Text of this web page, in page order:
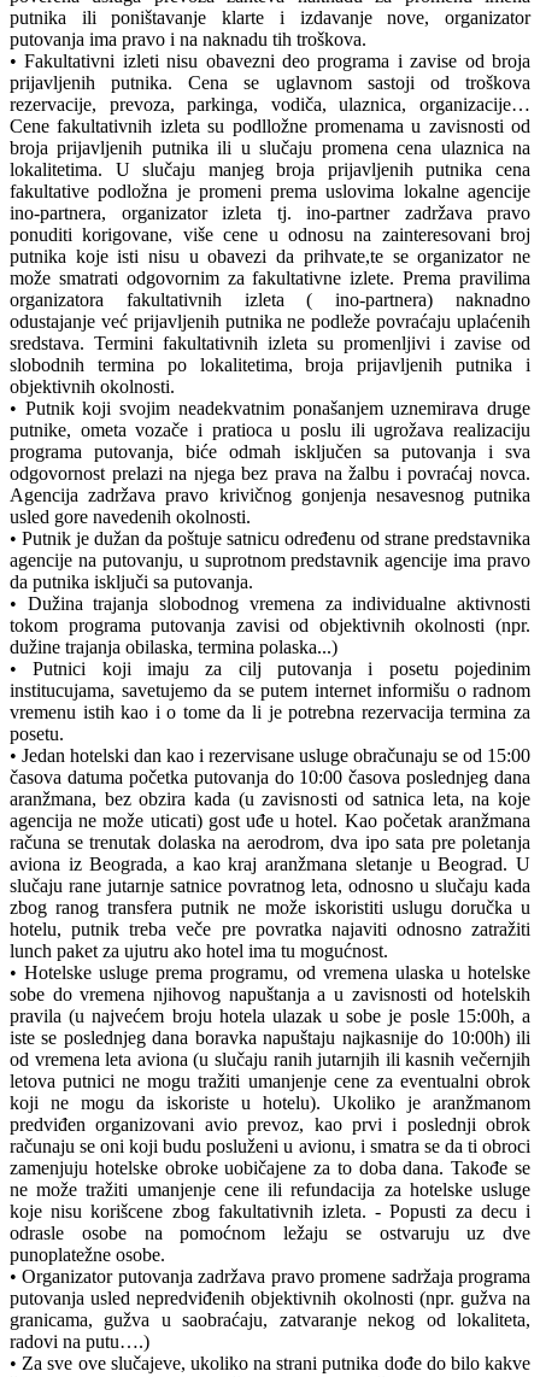
putnika ili poništavanje klarte i izdavanje nove, organizator
putovanja ima pravo i na naknadu tih troškova.
• Fakultativni izleti nisu obavezni deo programa i zavise od broja
prijavljenih putnika. Cena se uglavnom sastoji od troškova
rezervacije, prevoza, parkinga, vodiča, ulaznica, organizacije…
Cene fakultativnih izleta su podlložne promenama u zavisnosti od
broja prijavljenih putnika ili u slučaju promena cena ulaznica na
lokalitetima. U slučaju manjeg broja prijavljenih putnika cena
fakultative podložna je promeni prema uslovima lokalne agencije
ino-partnera, organizator izleta tj. ino-partner zadržava pravo
ponuditi korigovane, više cene u odnosu na zainteresovani broj
putnika koje isti nisu u obavezi da prihvate,te se organizator ne
može smatrati odgovornim za fakultativne izlete. Prema pravilima
organizatora fakultativnih izleta ( ino-partnera) naknadno
odustajanje već prijavljenih putnika ne podleže povraćaju uplaćenih
sredstava. Termini fakultativnih izleta su promenljivi i zavise od
slobodnih termina po lokalitetima, broja prijavljenih putnika i
objektivnih okolnosti.
• Putnik koji svojim neadekvatnim ponašanjem uznemirava druge
putnike, ometa vozače i pratioca u poslu ili ugrožava realizaciju
programa putovanja, biće odmah isključen sa putovanja i sva
odgovornost prelazi na njega bez prava na žalbu i povraćaj novca.
Agencija zadržava pravo krivičnog gonjenja nesavesnog putnika
usled gore navedenih okolnosti.
• Putnik je dužan da poštuje satnicu određenu od strane predstavnika
agencije na putovanju, u suprotnom predstavnik agencije ima pravo
da putnika isključi sa putovanja.
• Dužina trajanja slobodnog vremena za individualne aktivnosti
tokom programa putovanja zavisi od objektivnih okolnosti (npr.
dužine trajanja obilaska, termina polaska...)
• Putnici koji imaju za cilj putovanja i posetu pojedinim
institucujama, savetujemo da se putem internet informišu o radnom
vremenu istih kao i o tome da li je potrebna rezervacija termina za
posetu.
• Jedan hotelski dan kao i rezervisane usluge obračunaju se od 15:00
časova datuma početka putovanja do 10:00 časova poslednjeg dana
aranžmana, bez obzira kada (u zavisnosti od satnica leta, na koje
agencija ne može uticati) gost uđe u hotel. Kao početak aranžmana
računa se trenutak dolaska na aerodrom, dva ipo sata pre poletanja
aviona iz Beograda, a kao kraj aranžmana sletanje u Beograd. U
slučaju rane jutarnje satnice povratnog leta, odnosno u slučaju kada
zbog ranog transfera putnik ne može iskoristiti uslugu doručka u
hotelu, putnik treba veče pre povratka najaviti odnosno zatražiti
lunch paket za ujutru ako hotel ima tu mogućnost.
• Hotelske usluge prema programu, od vremena ulaska u hotelske
sobe do vremena njihovog napuštanja a u zavisnosti od hotelskih
pravila (u najvećem broju hotela ulazak u sobe je posle 15:00h, a
iste se poslednjeg dana boravka napuštaju najkasnije do 10:00h) ili
od vremena leta aviona (u slučaju ranih jutarnjih ili kasnih večernjih
letova putnici ne mogu tražiti umanjenje cene za eventualni obrok
koji ne mogu da iskoriste u hotelu). Ukoliko je aranžmanom
predviđen organizovani avio prevoz, kao prvi i poslednji obrok
računaju se oni koji budu posluženi u avionu, i smatra se da ti obroci
zamenjuju hotelske obroke uobičajene za to doba dana. Takođe se
ne može tražiti umanjenje cene ili refundacija za hotelske usluge
koje nisu korišcene zbog fakultativnih izleta. - Popusti za decu i
odrasle osobe na pomoćnom ležaju se ostvaruju uz dve
punoplatežne osobe.
• Organizator putovanja zadržava pravo promene sadržaja programa
putovanja usled nepredviđenih objektivnih okolnosti (npr. gužva na
granicama, gužva u saobraćaju, zatvaranje nekog od lokaliteta,
radovi na putu….)
• Za sve ove slučajeve, ukoliko na strani putnika dođe do bilo kakve